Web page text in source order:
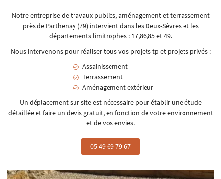
Notre entreprise de travaux publics, aménagement et terrassement
près de Parthenay (79) intervient dans les Deux-Sèvres et les
départements limitrophes : 17,86,85 et 49.
Nous intervenons pour réaliser tous vos projets tp et projets privés :
Assainissement
Terrassement
Aménagement extérieur
Un déplacement sur site est nécessaire pour établir une étude
détaillée et faire un devis gratuit, en fonction de votre environnement
et de vos envies.
05 49 69 79 67